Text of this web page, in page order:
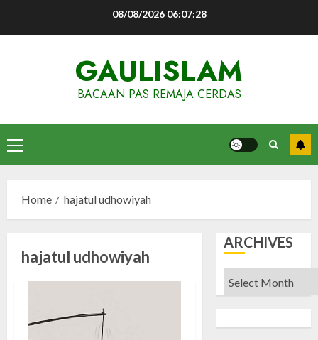
08/08/2026 06:07:28
GAULISLAM
BACAAN PAS REMAJA CERDAS
Primary
Menu
Home hajatul udhowiyah
hajatul udhowiyah
ARCHIVES
Archives